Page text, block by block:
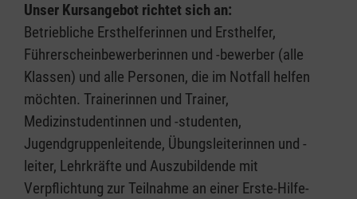
Unser Kursangebot richtet sich an:
Betriebliche Ersthelferinnen und Ersthelfer,
Führerscheinbewerberinnen und -bewerber (alle
Klassen) und alle Personen, die im Notfall helfen
möchten. Trainerinnen und Trainer,
Medizinstudentinnen und -studenten,
Jugendgruppenleitende, Übungsleiterinnen und -
leiter, Lehrkräfte und Auszubildende mit
Verpflichtung zur Teilnahme an einer Erste-Hilfe-